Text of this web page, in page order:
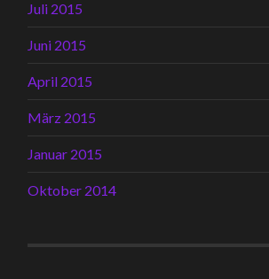
Juli 2015
Juni 2015
April 2015
März 2015
Januar 2015
Oktober 2014